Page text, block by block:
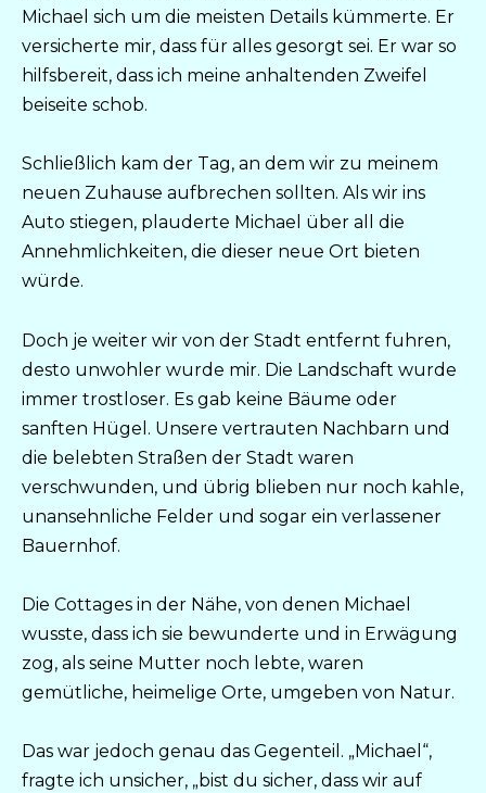
Michael sich um die meisten Details kümmerte. Er
versicherte mir, dass für alles gesorgt sei. Er war so
hilfsbereit, dass ich meine anhaltenden Zweifel
beiseite schob.
Schließlich kam der Tag, an dem wir zu meinem
neuen Zuhause aufbrechen sollten. Als wir ins
Auto stiegen, plauderte Michael über all die
Annehmlichkeiten, die dieser neue Ort bieten
würde.
Doch je weiter wir von der Stadt entfernt fuhren,
desto unwohler wurde mir. Die Landschaft wurde
immer trostloser. Es gab keine Bäume oder
sanften Hügel. Unsere vertrauten Nachbarn und
die belebten Straßen der Stadt waren
verschwunden, und übrig blieben nur noch kahle,
unansehnliche Felder und sogar ein verlassener
Bauernhof.
Die Cottages in der Nähe, von denen Michael
wusste, dass ich sie bewunderte und in Erwägung
zog, als seine Mutter noch lebte, waren
gemütliche, heimelige Orte, umgeben von Natur.
Das war jedoch genau das Gegenteil. „Michael“,
fragte ich unsicher, „bist du sicher, dass wir auf